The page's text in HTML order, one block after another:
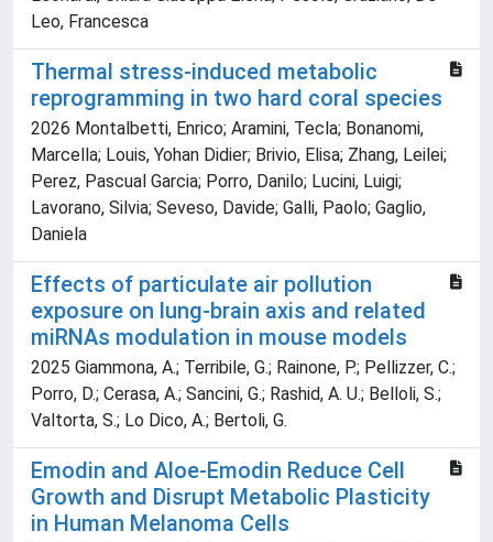
Leo, Francesca
Thermal stress-induced metabolic
reprogramming in two hard coral species
2026 Montalbetti, Enrico; Aramini, Tecla; Bonanomi,
Marcella; Louis, Yohan Didier; Brivio, Elisa; Zhang, Leilei;
Perez, Pascual Garcia; Porro, Danilo; Lucini, Luigi;
Lavorano, Silvia; Seveso, Davide; Galli, Paolo; Gaglio,
Daniela
Effects of particulate air pollution
exposure on lung-brain axis and related
miRNAs modulation in mouse models
2025 Giammona, A.; Terribile, G.; Rainone, P.; Pellizzer, C.;
Porro, D.; Cerasa, A.; Sancini, G.; Rashid, A. U.; Belloli, S.;
Valtorta, S.; Lo Dico, A.; Bertoli, G.
Emodin and Aloe-Emodin Reduce Cell
Growth and Disrupt Metabolic Plasticity
in Human Melanoma Cells